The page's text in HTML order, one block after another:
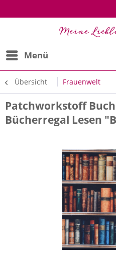
Menü
Übersicht Frauenwelt
Patchworkstoff
Bücherregal Lesen